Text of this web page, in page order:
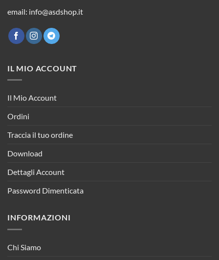
email: info@asdshop.it
IL MIO ACCOUNT
Il Mio Account
Ordini
Traccia il tuo ordine
Download
Dettagli Account
Password Dimenticata
INFORMAZIONI
Chi Siamo